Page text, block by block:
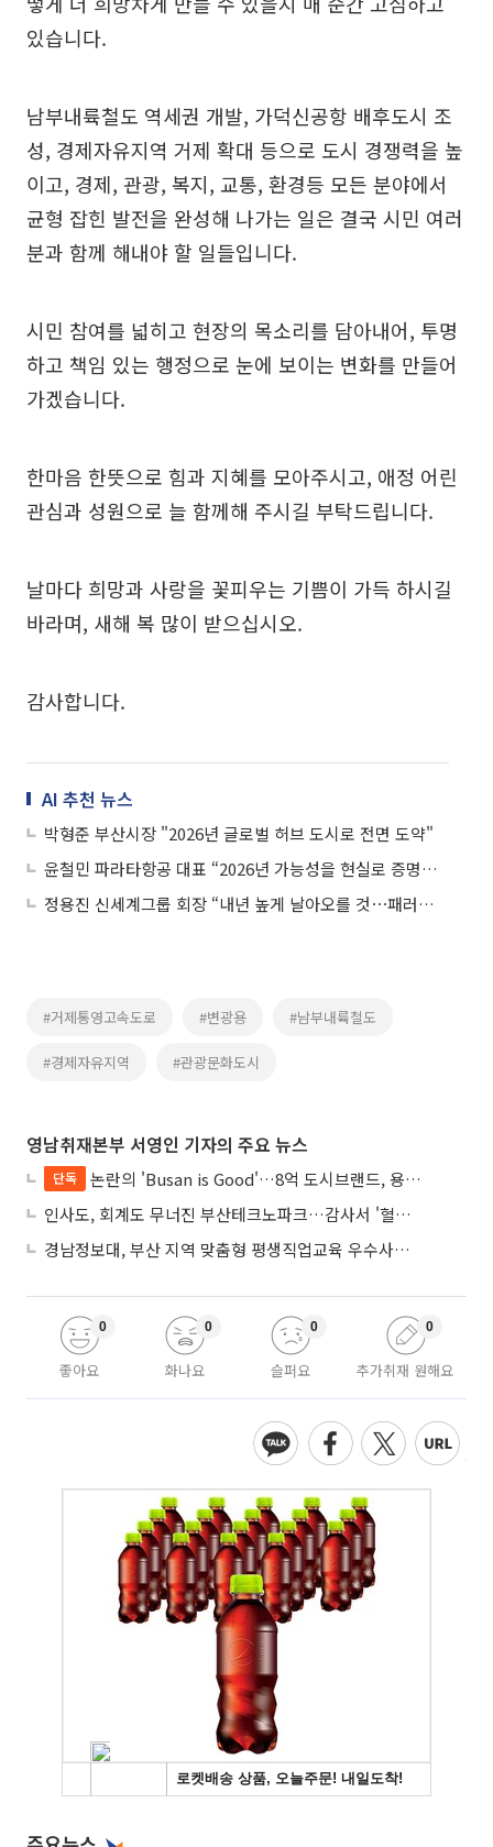
있습니다.
남부내륙철도 역세권 개발, 가덕신공항 배후도시 조
성, 경제자유지역 거제 확대 등으로 도시 경쟁력을 높
이고, 경제, 관광, 복지, 교통, 환경등 모든 분야에서
균형 잡힌 발전을 완성해 나가는 일은 결국 시민 여러
분과 함께 해내야 할 일들입니다.
시민 참여를 넓히고 현장의 목소리를 담아내어, 투명
하고 책임 있는 행정으로 눈에 보이는 변화를 만들어
가겠습니다.
한마음 한뜻으로 힘과 지혜를 모아주시고, 애정 어린
관심과 성원으로 늘 함께해 주시길 부탁드립니다.
날마다 희망과 사랑을 꽃피우는 기쁨이 가득 하시길
바라며, 새해 복 많이 받으십시오.
감사합니다.
AI 추천 뉴스
박형준 부산시장 "2026년 글로벌 허브 도시로 전면 도약"
윤철민 파라타항공 대표 “2026년 가능성을 현실로 증명하는 출발점”
정용진 신세계그룹 회장 “내년 높게 날아오를 것⋯패러다임 전환해야”
#거제통영고속도로 #변광용 #남부내륙철도
#경제자유지역 #관광문화도시
영남취재본부 서영인 기자의 주요 뉴스
단독
논란의 'Busan is Good'…8억 도시브랜드, 용산 대통령실 CI 업체가 수행
인사도, 회계도 무너진 부산테크노파크…감사서 '혈세 유용·인사 뒤집기' 적발
경남정보대, 부산 지역 맞춤형 평생직업교육 우수사례로 혁신 주도
좋아요
0
화나요
0
슬퍼요
0
추가취재 원해요
0